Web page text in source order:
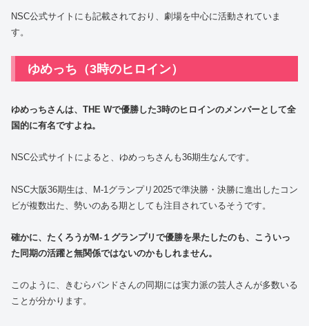
NSC公式サイトにも記載されており、劇場を中心に活動されていま
す。
ゆめっち（3時のヒロイン）
ゆめっちさんは、THE Wで優勝した3時のヒロインのメンバーとして全
国的に有名ですよね。
NSC公式サイトによると、ゆめっちさんも36期生なんです。
NSC大阪36期生は、M-1グランプリ2025で準決勝・決勝に進出したコン
ビが複数出た、勢いのある期としても注目されているそうです。
確かに、たくろうがM-１グランプリで優勝を果たしたのも、こういっ
た同期の活躍と無関係ではないのかもしれません。
このように、きむらバンドさんの同期には実力派の芸人さんが多数いる
ことが分かります。